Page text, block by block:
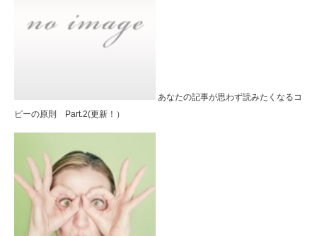
あなたの記事が思わず読みたくなるコ
ピーの原則 Part.2(更新！）